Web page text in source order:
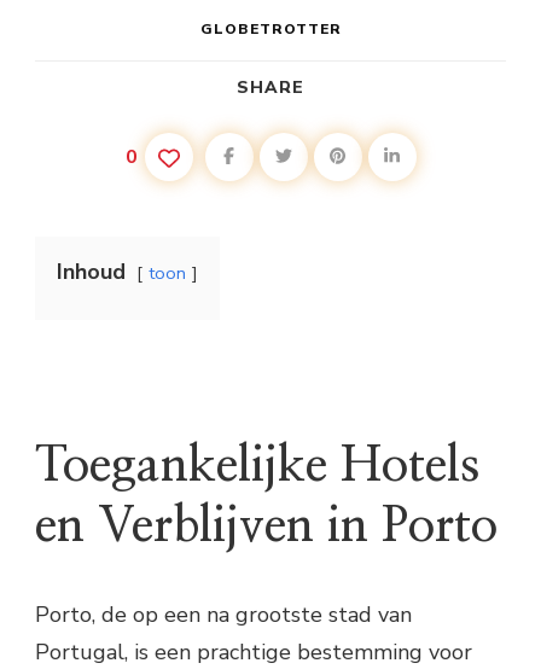
GLOBETROTTER
SHARE
0
Inhoud toon
Toegankelijke Hotels
en Verblijven in Porto
Porto, de op een na grootste stad van
Portugal, is een prachtige bestemming voor